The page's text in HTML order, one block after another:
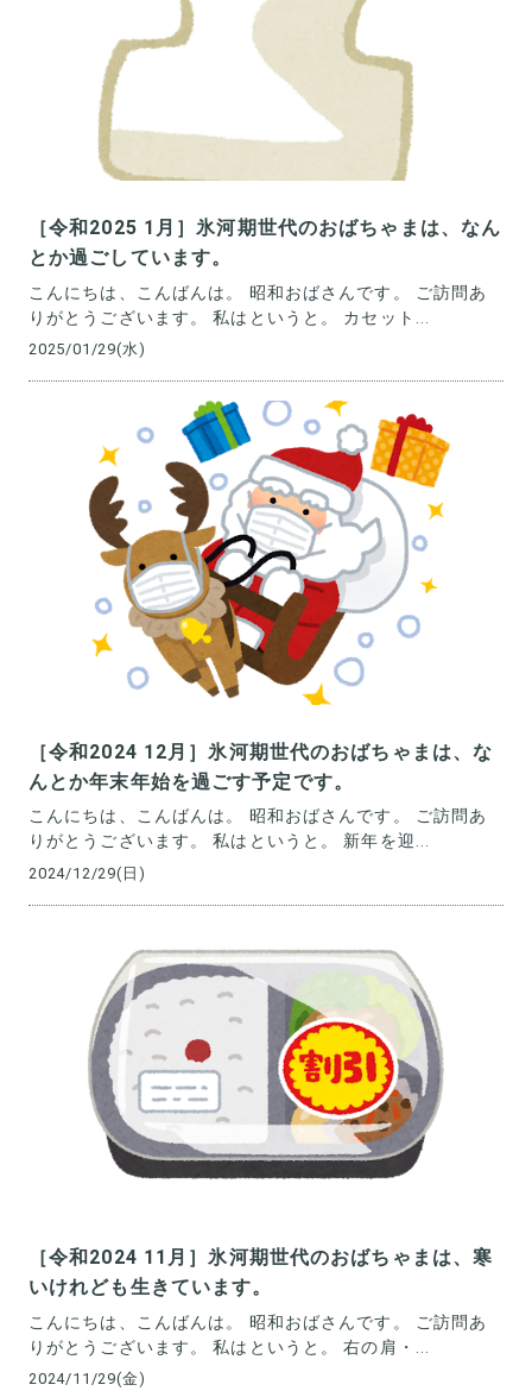
［令和2025 1月］氷河期世代のおばちゃまは、なん
とか過ごしています。
こんにちは、こんばんは。 昭和おばさんです。 ご訪問あ
りがとうございます。 私はというと。 カセット...
2025/01/29(水)
［令和2024 12月］氷河期世代のおばちゃまは、な
んとか年末年始を過ごす予定です。
こんにちは、こんばんは。 昭和おばさんです。 ご訪問あ
りがとうございます。 私はというと。 新年を迎...
2024/12/29(日)
［令和2024 11月］氷河期世代のおばちゃまは、寒
いけれども生きています。
こんにちは、こんばんは。 昭和おばさんです。 ご訪問あ
りがとうございます。 私はというと。 右の肩・...
2024/11/29(金)